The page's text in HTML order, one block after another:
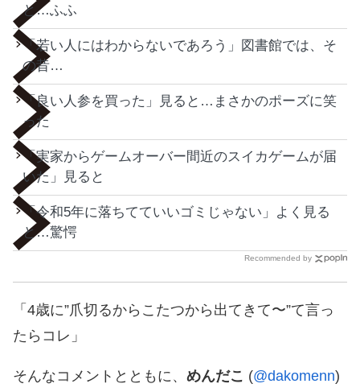
と…ふふ
「若い人にはわからないであろう」図書館では、そ
の昔…
「良い人参を買った」見ると…まさかのポーズに笑
った
「実家からゲームオーバー間近のスイカゲームが届
いた」見ると
「令和5年に落ちてていいゴミじゃない」よく見る
と…驚愕
Recommended by
「4歳に”爪切るからこたつから出てきて〜”て言っ
たらコレ」
そんなコメントとともに、 めんだこ (@dakomenn)